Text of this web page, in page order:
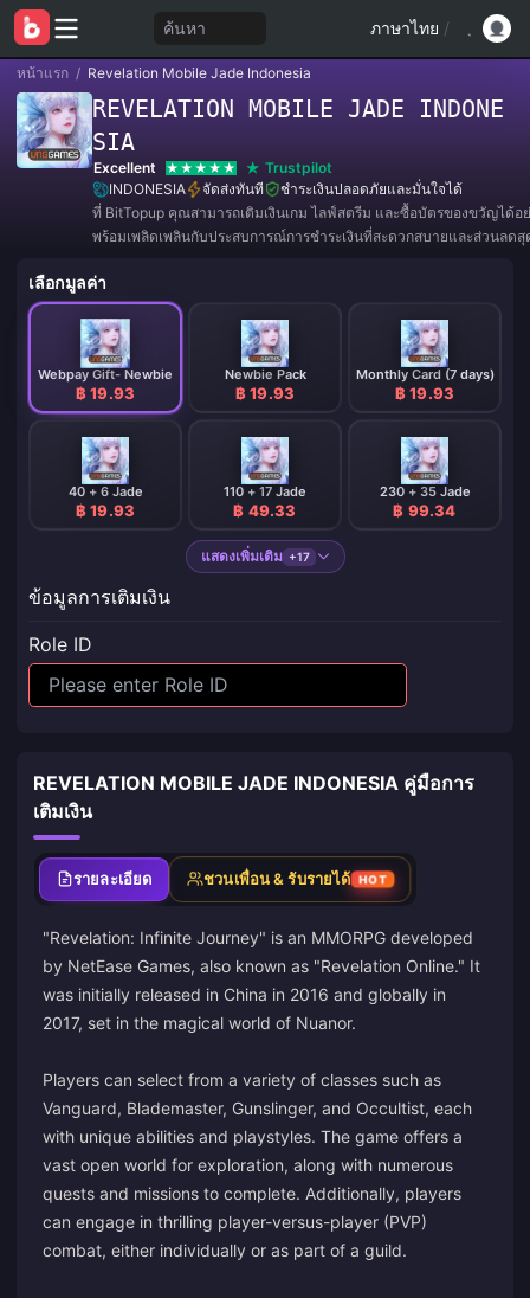
ค้นหา ภาษาไทย /
หน้าแรก / Revelation Mobile Jade Indonesia
REVELATION MOBILE JADE INDONE
SIA
Excellent
Trustpilot
INDONESIA
จัดส่งทันที
ชำระเงินปลอดภัยและมั่นใจได้
ที่ BitTopup คุณสามารถเติมเงินเกม ไลฟ์สตรีม และซื้อบัตรของขวัญได้อ
พร้อมเพลิดเพลินกับประสบการณ์การชำระเงินที่สะดวกสบายและส่วนลด
เลือกมูลค่า
Webpay Gift- Newbie
฿ 19.93
Newbie Pack
฿ 19.93
Monthly Card (7 days)
฿ 19.93
40 + 6 Jade
฿ 19.93
110 + 17 Jade
฿ 49.33
230 + 35 Jade
฿ 99.34
แสดงเพิ่มเติม +17
ข้อมูลการเติมเงิน
Role ID
REVELATION MOBILE JADE INDONESIA คู่มือการ
เติมเงิน
รายละเอียด ชวนเพื่อน & รับรายได้ HOT
"Revelation: Infinite Journey" is an MMORPG developed
by NetEase Games, also known as "Revelation Online." It
was initially released in China in 2016 and globally in
2017, set in the magical world of Nuanor.
Players can select from a variety of classes such as
Vanguard, Blademaster, Gunslinger, and Occultist, each
with unique abilities and playstyles. The game offers a
vast open world for exploration, along with numerous
quests and missions to complete. Additionally, players
can engage in thrilling player-versus-player (PVP)
combat, either individually or as part of a guild.